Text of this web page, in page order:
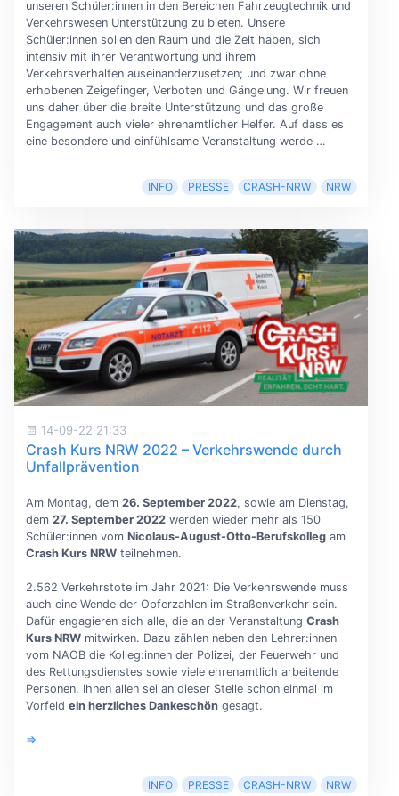
unseren Schüler:innen in den Bereichen Fahrzeugtechnik und
Verkehrswesen Unterstützung zu bieten. Unsere
Schüler:innen sollen den Raum und die Zeit haben, sich
intensiv mit ihrer Verantwortung und ihrem
Verkehrsverhalten auseinanderzusetzen; und zwar ohne
erhobenen Zeigefinger, Verboten und Gängelung. Wir freuen
uns daher über die breite Unterstützung und das große
Engagement auch vieler ehrenamtlicher Helfer. Auf dass es
eine besondere und einfühlsame Veranstaltung werde …
INFO PRESSE CRASH-NRW NRW
14-09-22 21:33
Crash Kurs NRW 2022 – Verkehrswende durch
Unfallprävention
Am Montag, dem 26. September 2022, sowie am Dienstag,
dem 27. September 2022werden wieder mehr als 150
Schüler:innen vom Nicolaus-August-Otto-Berufskollegam
Crash Kurs NRWteilnehmen.
2.562 Verkehrstote im Jahr 2021: Die Verkehrswende muss
auch eine Wende der Opferzahlen im Straßenverkehr sein.
Dafür engagieren sich alle, die an der Veranstaltung Crash
Kurs NRWmitwirken. Dazu zählen neben den Lehrer:innen
vom NAOB die Kolleg:innen der Polizei, der Feuerwehr und
des Rettungsdienstes sowie viele ehrenamtlich arbeitende
Personen. Ihnen allen sei an dieser Stelle schon einmal im
Vorfeld ein herzliches Dankeschöngesagt.
⇒
INFO PRESSE CRASH-NRW NRW